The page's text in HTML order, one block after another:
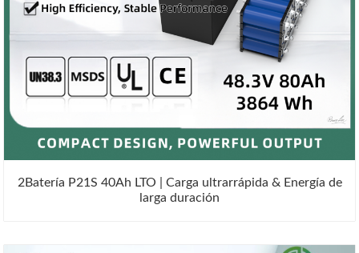
2Batería P21S 40Ah LTO | Carga ultrarrápida & Energía de
larga duración